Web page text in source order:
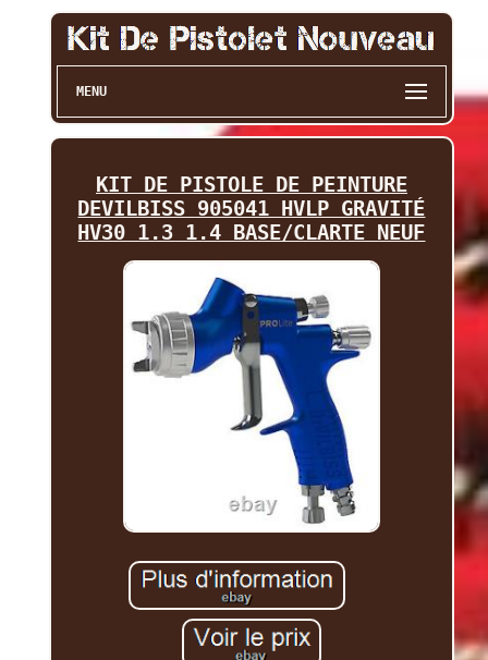
MENU
KIT DE PISTOLE DE PEINTURE
DEVILBISS 905041 HVLP GRAVITÉ
HV30 1.3 1.4 BASE/CLARTE NEUF